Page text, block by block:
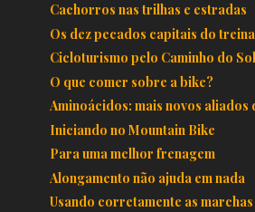
Cachorros nas trilhas e estradas
Os dez pecados capitais do
Cicloturismo pelo Caminho do Sol
O que comer sobre a bike?
Aminoácidos: mais novos aliados
Iniciando no Mountain Bike
Para uma melhor frenagem
Alongamento não ajuda em nada
Usando corretamente as marchas